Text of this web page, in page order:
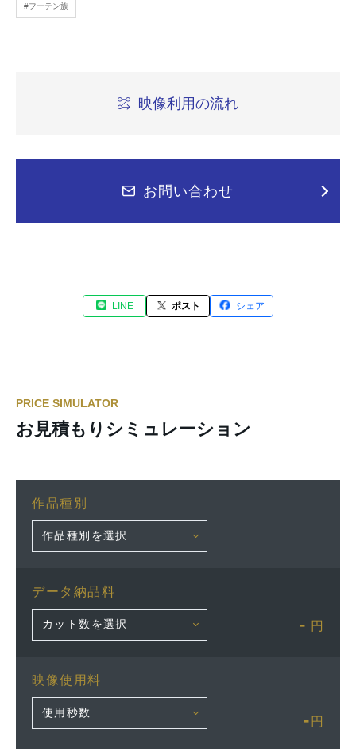
#フーテン族
映像利用の流れ
お問い合わせ
LINE ポスト シェア
PRICE SIMULATOR
お見積もりシミュレーション
作品種別
データ納品料
- 円
映像使用料
- 円